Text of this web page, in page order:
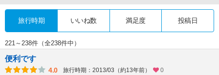
旅行時期 いいね数 満足度 投稿日
221～238件（全238件中）
便利です
4.0 旅行時期：2013/03（約13年前）
0